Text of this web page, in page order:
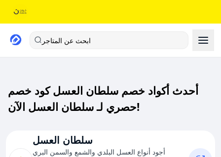
ابحث عن المتاجر
أحدث أكواد خصم سلطان العسل كود خصم
حصري لـ سلطان العسل الآن!
سلطان العسل
أجود أنواع العسل البلدي والشمع والسمن البري